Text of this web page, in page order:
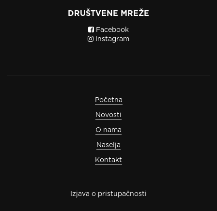
DRUŠTVENE MREŽE
Facebook
Instagram
Početna
Novosti
O nama
Naselja
Kontakt
Izjava o pristupačnosti